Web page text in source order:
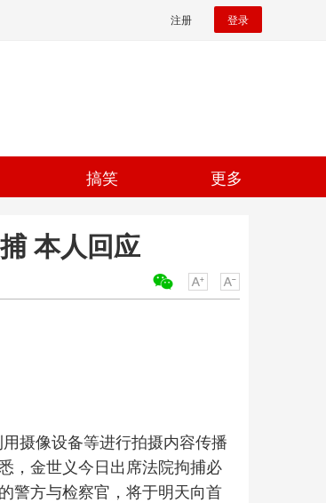
注册 登录
搞笑 更多
本人回应
摄像设备等进行拍摄内容传播
，金世义今日出席法院拘捕必
警方与检察官，将于明天向首